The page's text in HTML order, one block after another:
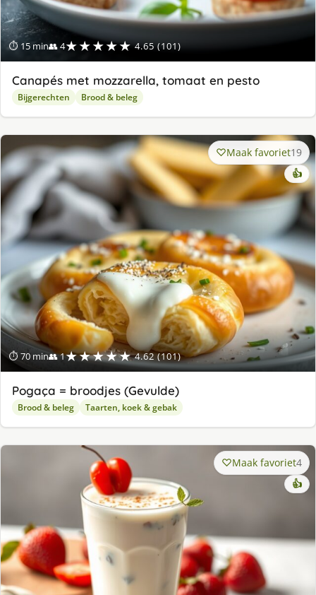
⏱ 15 min👥 4★★★★★ 4.65 (101)
Canapés met mozzarella, tomaat en pesto
Bijgerechten Brood & beleg
⏱ 70 min👥 1★★★★★ 4.62 (101)
Maak favoriet19
👍
Pogaça = broodjes (Gevulde)
Brood & beleg Taarten, koek & gebak
Maak favoriet4
👍